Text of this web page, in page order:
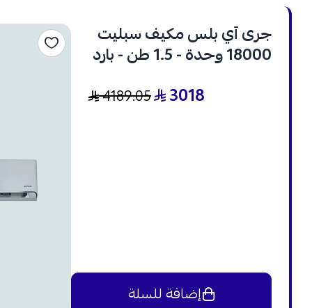
جرى آي بلس مكيف سبليت
18000 وحدة - 1.5 طن - بارد
3018
4189.05
إضافة للسلة